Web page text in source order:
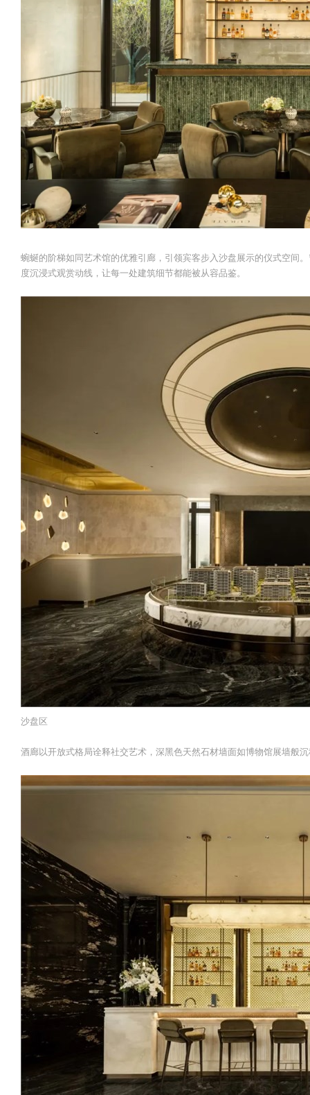
蜿蜒的阶梯如同艺术馆的优雅引廊，引领宾客步入沙盘展示的仪式空间
度沉浸式观赏动线，让每一处建筑细节都能被从容品鉴。
沙盘区
酒廊以开放式格局诠释社交艺术，深黑色天然石材墙面如博物馆展墙般